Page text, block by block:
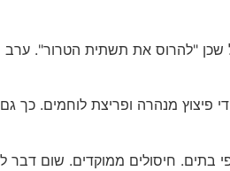
שכן "להרוס את תשתית הטרור". ערב
פיצוץ מנהרה ופריצת לוחמים. כך
בתים. חיסולים ממוקדים. שום דבר